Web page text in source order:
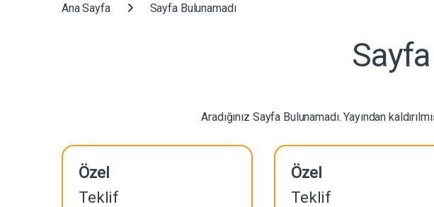
Ana Sayfa Sayfa Bulunamadı
Aradığınız Sayfa Bulunamadı. Yayından
Özel
Teklif
Özel
Teklif